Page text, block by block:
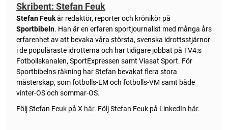
Skribent: Stefan Feuk
Stefan Feukär redaktör, reporter och krönikör på
Sportbibeln. Han är en erfaren sportjournalist med många års
erfarenhet av att bevaka våra största, svenska idrottsstjärnor
i de populäraste idrotterna och har tidigare jobbat på TV4:s
Fotbollskanalen, SportExpressen samt Viasat Sport. För
Sportbibelns räkning har Stefan bevakat flera stora
mästerskap, som fotbolls-EM och fotbolls-VM samt både
vinter-OS och sommar-OS.
Följ Stefan Feuk på X här. Följ Stefan Feuk på LinkedIn här.